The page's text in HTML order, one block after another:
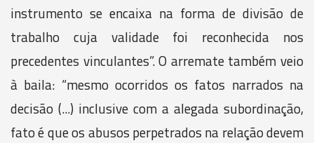
instrumento se encaixa na forma de divisão de
trabalho cuja validade foi reconhecida nos
precedentes vinculantes”. O arremate também veio
à baila: “mesmo ocorridos os fatos narrados na
decisão (...) inclusive com a alegada subordinação,
fato é que os abusos perpetrados na relação devem